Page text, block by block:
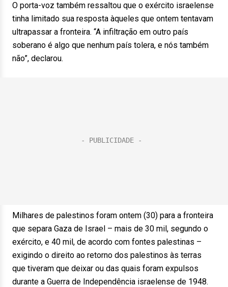
O porta-voz também ressaltou que o exército israelense
tinha limitado sua resposta àqueles que ontem tentavam
ultrapassar a fronteira. “A infiltração em outro país
soberano é algo que nenhum país tolera, e nós também
não”, declarou.
Milhares de palestinos foram ontem (30) para a fronteira
que separa Gaza de Israel – mais de 30 mil, segundo o
exército, e 40 mil, de acordo com fontes palestinas –
exigindo o direito ao retorno dos palestinos às terras
que tiveram que deixar ou das quais foram expulsos
durante a Guerra de Independência israelense de 1948.